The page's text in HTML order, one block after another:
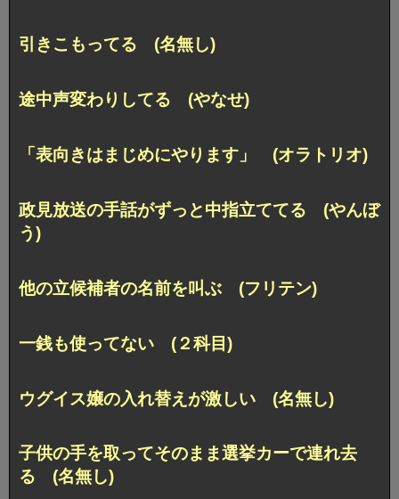
引きこもってる (名無し)
途中声変わりしてる (やなせ)
「表向きはまじめにやります」 (オラトリオ)
政見放送の手話がずっと中指立ててる (やんぼ
う)
他の立候補者の名前を叫ぶ (フリテン)
一銭も使ってない (２科目)
ウグイス嬢の入れ替えが激しい (名無し)
子供の手を取ってそのまま選挙カーで連れ去
る (名無し)